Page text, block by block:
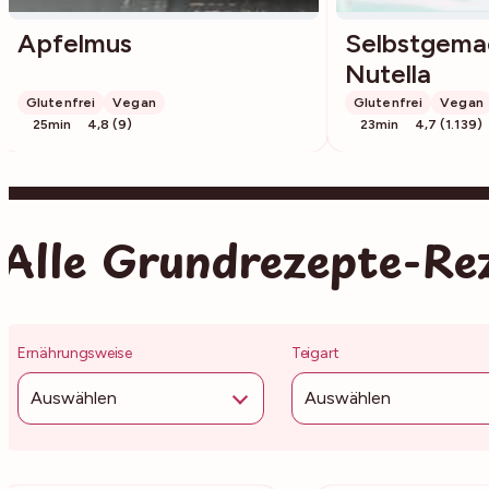
Apfelmus
Glutenfrei
Vegan
25min
4,8 (9)
Nutella
Glutenfrei
Vegan
23min
4,7 (1.139)
Alle Grundrezepte-
Ernährungsweise
Auswählen
Teigart
Auswählen